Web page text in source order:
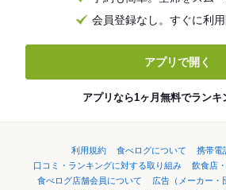
会員登録なし。すぐに利
アプリで開く
アプリなら1ヶ月無料でランキ
利用規約 食べログについて
携帯電
口コミ・ランキングに対する取り組み
飲食店
食べログ店舗会員について
広告（メーカー・